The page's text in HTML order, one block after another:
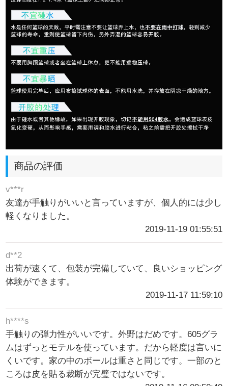
商品の評価
v***r
友達が手触りがいいと言っていますが、個人的には少し
軽くなりました。
2019-11-19 01:55:51
d**2
出荷が速くて、包装が完備していて、良いショッピング
体験ができます。
2019-11-17 11:59:10
h****s
手触りの弾力性がいいです。外野はだめです。605グラ
ムはずっとモテルを使っています。だから軽度は言いに
くいです。家の中のボールは重さと同じです。一部のと
ころは皮を貼る裁断が完璧ではないです。